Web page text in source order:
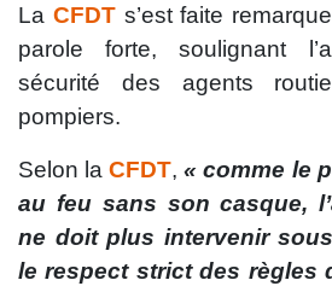
La CFDT s’est faite
parole forte, soulignant
sécurité des agents
pompiers.
Selon laCFDT,« comme le
au feu sans son casque,
ne doit plus intervenir
le respect strict des règles